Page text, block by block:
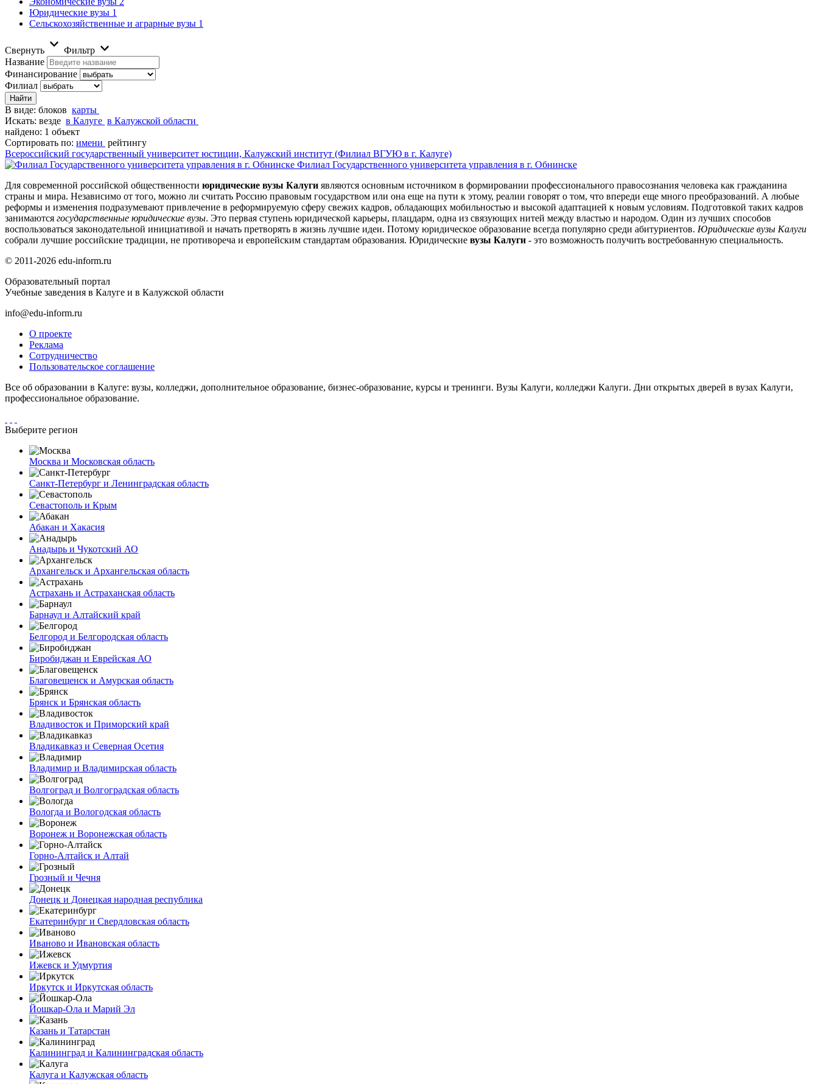
Юридические вузы 1
Сельскохозяйственные и аграрные вузы 1
Свернуть
Фильтр
Название
Финансирование
Филиал
В виде: блоков карты
Искать: везде в Калуге в Калужской области
найдено: 1 объект
Сортировать по: имени рейтингу
Всероссийский государственный университет юстиции, Калужский институт (Филиал ВГУЮ в г. Калуге)
Филиал Государственного университета управления в г. Обнинске
Для современной российской общественности юридические вузы Калуги являются основным источником в формировании профессионального правосознания человека как гражданина
страны и мира. Независимо от того, можно ли считать Россию правовым государством или она еще на пути к этому, реалии говорят о том, что впереди еще много преобразований. А любые
реформы и изменения подразумевают привлечение в реформируемую сферу свежих кадров, обладающих мобильностью и высокой адаптацией к новым условиям. Подготовкой таких кадров
занимаются государственные юридические вузы. Это первая ступень юридической карьеры, плацдарм, одна из связующих нитей между властью и народом. Один из лучших способов
воспользоваться законодательной инициативой и начать претворять в жизнь лучшие идеи. Потому юридическое образование всегда популярно среди абитуриентов. Юридические вузы Калуги
собрали лучшие российские традиции, не противореча и европейским стандартам образования. Юридические вузы Калуги - это возможность получить востребованную специальность.
© 2011-2026 edu-inform.ru
Образовательный портал
Учебные заведения в Калуге и в Калужской области
info@edu-inform.ru
О проекте
Реклама
Сотрудничество
Пользовательское соглашение
Все об образовании в Калуге: вузы, колледжи, дополнительное образование, бизнес-образование, курсы и тренинги. Вузы Калуги, колледжи Калуги. Дни открытых дверей в вузах Калуги,
профессиональное образование.
Выберите регион
Москва и Московская область
Санкт-Петербург и Ленинградская область
Севастополь и Крым
Абакан и Хакасия
Анадырь и Чукотский АО
Архангельск и Архангельская область
Астрахань и Астраханская область
Барнаул и Алтайский край
Белгород и Белгородская область
Биробиджан и Еврейская АО
Благовещенск и Амурская область
Брянск и Брянская область
Владивосток и Приморский край
Владикавказ и Северная Осетия
Владимир и Владимирская область
Волгоград и Волгоградская область
Вологда и Вологодская область
Воронеж и Воронежская область
Горно-Алтайск и Алтай
Грозный и Чечня
Донецк и Донецкая народная республика
Екатеринбург и Свердловская область
Иваново и Ивановская область
Ижевск и Удмуртия
Иркутск и Иркутская область
Йошкар-Ола и Марий Эл
Казань и Татарстан
Калининград и Калининградская область
Калуга и Калужская область